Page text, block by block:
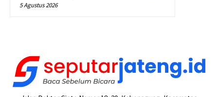
5 Agustus 2026